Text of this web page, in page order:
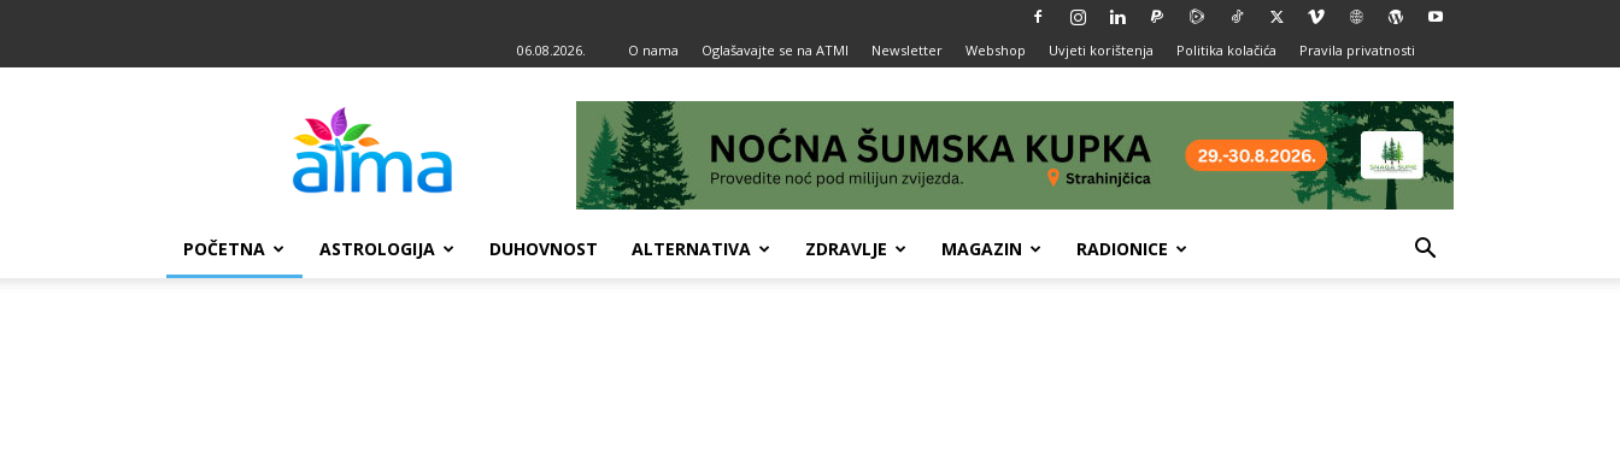
06.08.2026. O nama Oglašavajte se na ATMI Newsletter Webshop Uvjeti korištenja Politika kolačića Pravila privatnosti
POČETNA ASTROLOGIJA DUHOVNOST ALTERNATIVA ZDRAVLJE MAGAZIN RADIONICE